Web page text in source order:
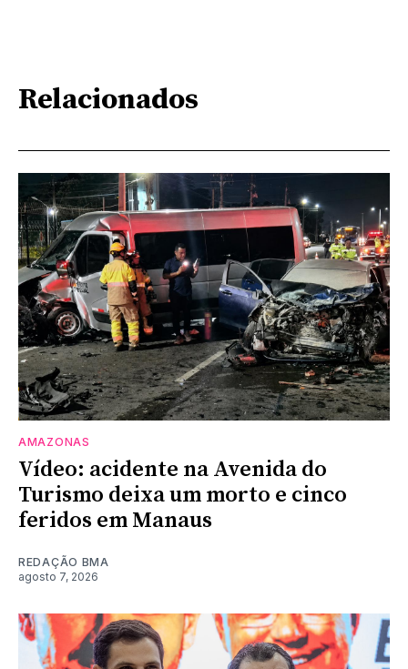
Relacionados
AMAZONAS
Vídeo: acidente na Avenida do
Turismo deixa um morto e cinco
feridos em Manaus
REDAÇÃO BMA
agosto 7, 2026